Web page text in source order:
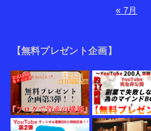
« 7月
【無料プレゼント企画】